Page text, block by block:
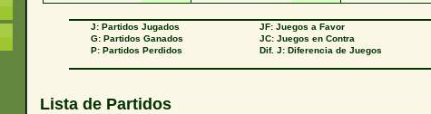
J: Partidos Jugados JF: Juegos a Favor
G: Partidos Ganados
JC: Juegos en Contra
P: Partidos Perdidos
Dif. J: Diferencia de Juegos
Lista de Partidos